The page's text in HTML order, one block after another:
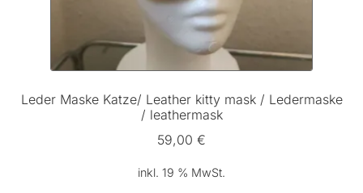
Leder Maske Katze/ Leather kitty mask / Ledermaske
/ leathermask
59,00 €
inkl. 19 % MwSt.